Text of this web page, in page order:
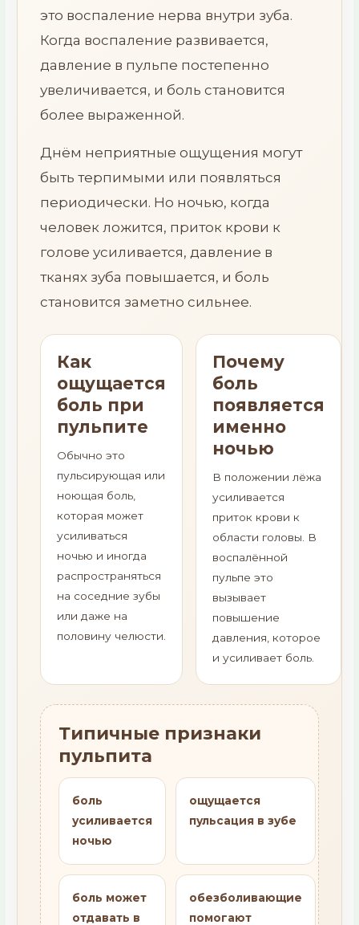
это воспаление нерва внутри зуба.
Когда воспаление развивается,
давление в пульпе постепенно
увеличивается, и боль становится
более выраженной.
Днём неприятные ощущения могут
быть терпимыми или появляться
периодически. Но ночью, когда
человек ложится, приток крови к
голове усиливается, давление в
тканях зуба повышается, и боль
становится заметно сильнее.
Как
ощущается
боль при
пульпите
Обычно это
пульсирующая или
ноющая боль,
которая может
усиливаться
ночью и иногда
распространяться
на соседние зубы
или даже на
половину челюсти.
Почему
боль
появляется
именно
ночью
В положении лёжа
усиливается
приток крови к
области головы. В
воспалённой
пульпе это
вызывает
повышение
давления, которое
и усиливает боль.
Типичные признаки
пульпита
боль
усиливается
ночью
ощущается
пульсация в зубе
боль может
отдавать в
обезболивающие
помогают